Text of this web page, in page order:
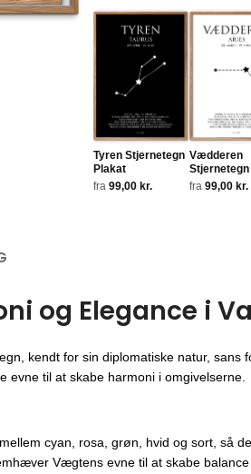
Tyren Stjernetegn
Plakat
fra 99,00 kr.
Vædderen
fra 99,00 kr.
og Elegance i
kendt for sin diplomatiske natur,
til at skabe harmoni i omgivelserne.
cyan, rosa, grøn, hvid og sort, så
Vægtens evne til at skabe